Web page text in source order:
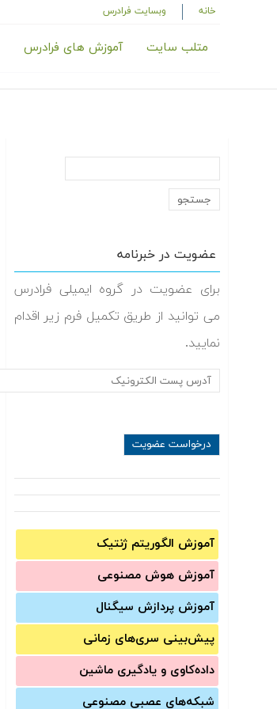
خانه وبسایت فرادرس
متلب سایت آموزش های فرادرس
عضویت در خبرنامه
برای عضویت در گروه ایمیلی فرادرس
می توانید از طریق تکمیل فرم زیر اقدام
نمایید.
آموزش الگوریتم ژنتیک
آموزش‌ هوش مصنوعی
آموزش‌ پردازش سیگنال
پیش‌‌بینی سری‌‌های زمانی
داده‌کاوی و یادگیری ماشین
شبکه‌های عصبی مصنوعی